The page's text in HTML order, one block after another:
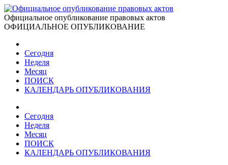
Официальное опубликование правовых актов
ОФИЦИАЛЬНОЕ ОПУБЛИКОВАНИЕ
Сегодня
Неделя
Месяц
ПОИСК
КАЛЕНДАРЬ ОПУБЛИКОВАНИЯ
Сегодня
Неделя
Месяц
ПОИСК
КАЛЕНДАРЬ ОПУБЛИКОВАНИЯ